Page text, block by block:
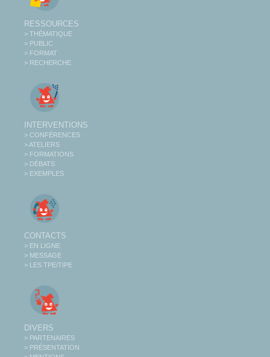
RESSOURCES
> THÉMATIQUE
> PUBLIC
> FORMAT
> RECHERCHE
INTERVENTIONS
> CONFÉRENCES
> ATELIERS
> FORMATIONS
> DÉBATS
> EXEMPLES
CONTACTS
> EN LIGNE
> MESSAGE
> LES TPE/TIPE
DIVERS
> PARTENAIRES
> PRÉSENTATION